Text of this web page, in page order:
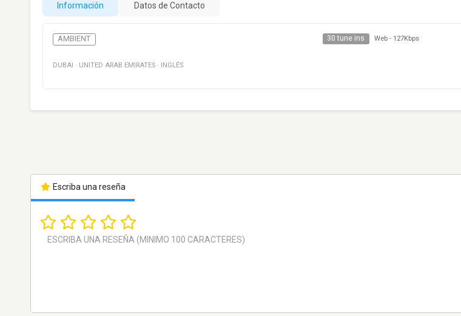
Información Datos de Contacto
AMBIENT 30 tune ins Web - 127Kbps
DUBAI · UNITED ARAB EMIRATES · INGLÉS
Escriba una reseña